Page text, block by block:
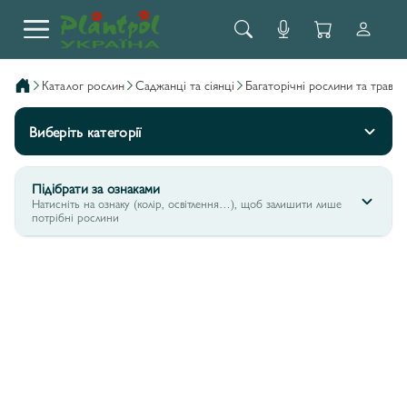
каталог рослин саджанці та сіянці багаторічні рослини та трави
Виберіть категорії
Підібрати за ознаками
Натисніть на ознаку (колір, освітлення…), щоб залишити лише
потрібні рослини